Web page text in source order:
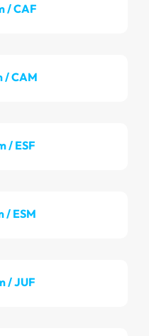
/ CAF
/ CAM
/ ESF
/ ESM
/ JUF